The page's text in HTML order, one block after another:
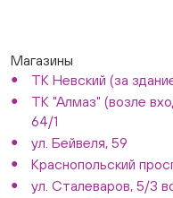
Магазины
ТК Невский (за
ТК "Алмаз" (возле
64/1
ул. Бейвеля, 59
Краснопольский
ул. Сталеваров, 5/3